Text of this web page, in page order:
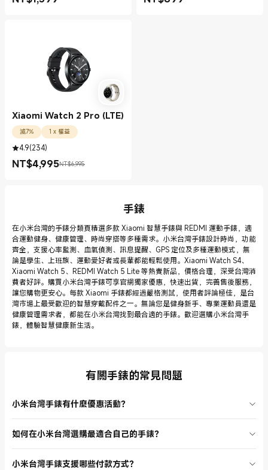
現價 NT$1399.00 現價 NT$899.00
Xiaomi Watch 2 Pro (LTE)
減7% 1 x 權益
4.9(234)
NT$4,995
現價 NT$4995.00NT$6,995
銷售價格 NT$6,995
手錶
在小米台灣的手錶分類頁精選多款 Xiaomi 智慧手錶與 REDMI 運動手錶，適
合運動健身、健康管理、時尚穿搭等多種需求。小米台灣手錶設計時尚，功能
齊全，支援心率監測、血氧偵測、訊息提醒、GPS 定位及多種運動模式，無
論是學生、上班族、運動愛好者或長輩都能輕鬆使用。Xiaomi Watch S4、
Xiaomi Watch 5、REDMI Watch 5 Lite 等熱賣新品，價格合理，深受台灣消
費者好評。購買小米台灣手錶可享官網獨家優惠，快速出貨，完善售後服務，
讓您購物更安心。每款 Xiaomi 手錶都經過嚴格測試，使用者評論極佳，是台
灣市場上最受歡迎的智慧穿戴配件之一。無論您是健身新手、專業運動員還是
健康管理需求者，都能在小米台灣找到最合適的手錶。歡迎選購小米台灣手
錶，體驗智慧健康新生活。
有關手錶的常見問題
小米台灣手錶有什麼優惠活動？
注官網首頁和促銷專區，掌握最新優惠資訊，享受實惠價格購買 Xiaomi
如何在小米台灣選購最適合自己的手錶？
觀設計挑選。官網產品頁有詳細參數說明，無論是日常健康管理或專業
小米台灣手錶支援哪些付款方式？